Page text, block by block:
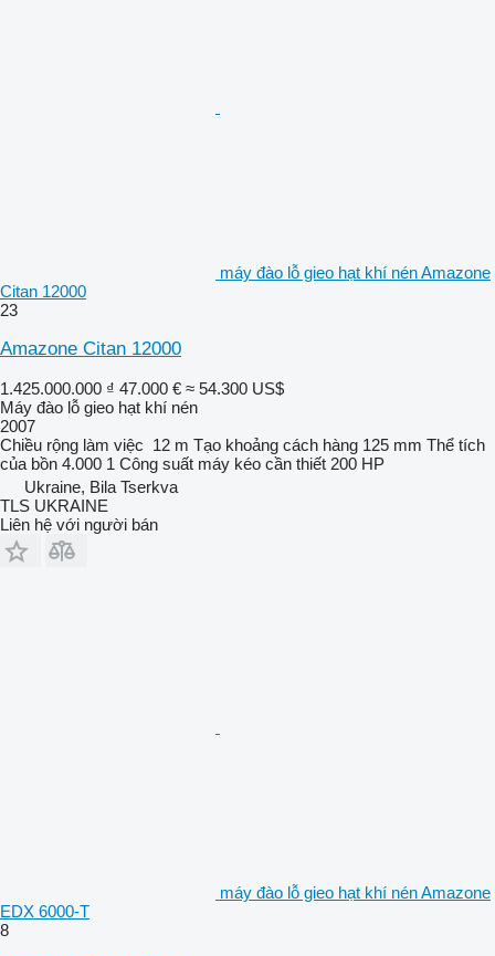
máy đào lỗ gieo hạt khí nén Amazone
Citan 12000
23
Amazone Citan 12000
1.425.000.000 ₫ 47.000 € ≈ 54.300 US$
Máy đào lỗ gieo hạt khí nén
2007
Chiều rộng làm việc 12 m Tạo khoảng cách hàng 125 mm Thể tích
của bồn 4.000 1 Công suất máy kéo cần thiết 200 HP
Ukraine, Bila Tserkva
TLS UKRAINE
Liên hệ với người bán
máy đào lỗ gieo hạt khí nén Amazone
EDX 6000-T
8